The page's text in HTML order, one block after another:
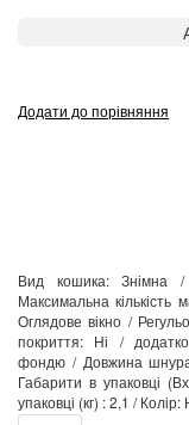
Додати до порівняння
Вид кошика: Знімна
Максимальна
Оглядове вікно /
покриття: Ні /
фондю / Довжина
Габарити в упаковці
упаковці (кг) : 2,1 /